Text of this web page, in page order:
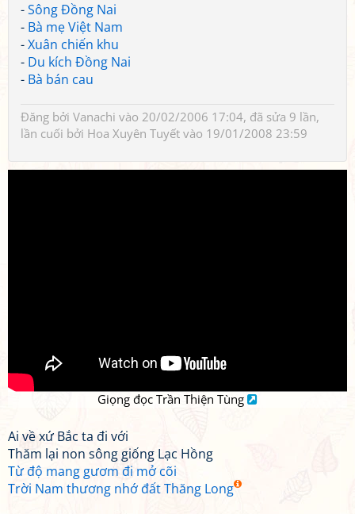
-Sông Đồng Nai
- Bà mẹ Việt Nam
-Xuân chiến khu
- Du kích Đồng Nai
- Bà bán cau
Đăng bởi Vanachi vào 20/02/2006 17:04, đã sửa 9 lần,
lần cuối bởi Hoa Xuyên Tuyết vào 19/01/2008 23:59
Giọng đọc Trần Thiện Tùng
Ai về xứ Bắc ta đi với
Thăm lại non sông giống Lạc Hồng
Từ độ mang gươm đi mở cõi
Trời Nam thương nhớ đất Thăng Long